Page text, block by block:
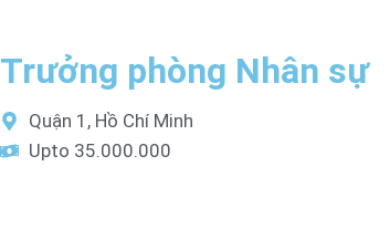
Trưởng phòng Nhân sự
Quận 1, Hồ Chí Minh
Upto 35.000.000